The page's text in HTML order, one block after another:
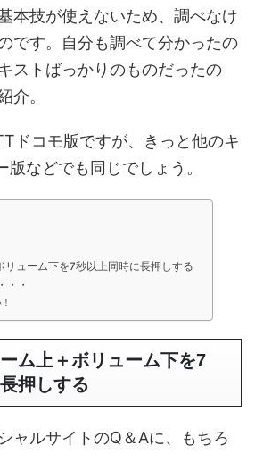
本技が使えないため、調べなけ
です。自分も調べて分かったの
ストばっかりのものだったの
介。
ドコモ版ですが、きっと他のキ
版などでも同じでしょう。
リューム下を7秒以上同時に長押しする
・・
ム上＋ボリューム下を7
押しする
ャルサイトのQ＆Aに、もちろ